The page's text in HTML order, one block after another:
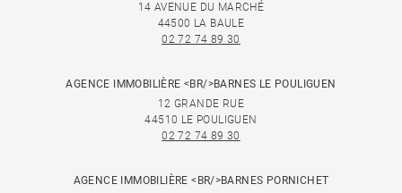
14 AVENUE DU MARCHÉ
44500 LA BAULE
02 72 74 89 30
AGENCE IMMOBILIÈRE <BR/>BARNES LE POULIGUEN
12 GRANDE RUE
44510 LE POULIGUEN
02 72 74 89 30
AGENCE IMMOBILIÈRE <BR/>BARNES PORNICHET